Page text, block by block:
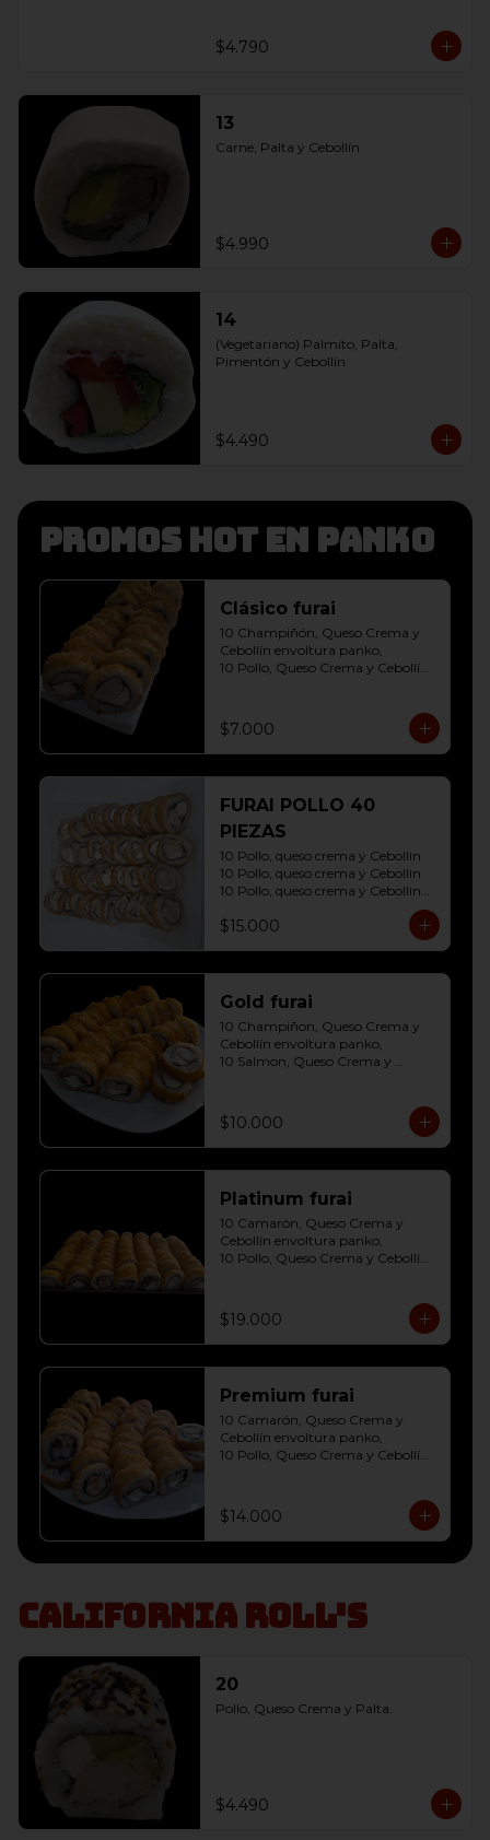
$4.790
13
Carne, Palta y Cebollín
$4.990
14
(Vegetariano) Palmito, Palta,
Pimentón y Cebollín
$4.490
Promos hot en panko
Clásico furai
10 Champiñón, Queso Crema y
Cebollín envoltura panko,
10 Pollo, Queso Crema y Cebollín
$7.000
FURAI POLLO 40
PIEZAS
10 Pollo, queso crema y Cebollin
10 Pollo, queso crema y Cebollin
10 Pollo, queso crema y Cebollin
10 Pollo, queso crema y Cebollin
$15.000
Gold furai
10 Champiñon, Queso Crema y
Cebollín envoltura panko,
10 Salmon, Queso Crema y
envoltura panko
$10.000
Platinum furai
10 Camarón, Queso Crema y
Cebollín envoltura panko,
10 Pollo, Queso Crema y Cebollín
Cebollín envoltura panko,
10 Salmon, Queso Crema y
Cebollín envoltura panko,
10 Carne, Queso Crema y Cebollín
10 Palmito, Queso Crema y
Cebollín envoltura panko,
10 Kanikama, Queso Crema y
Cebollín envoltura panko
$19.000
Premium furai
10 Camarón, Queso Crema y
Cebollín envoltura panko,
10 Pollo, Queso Crema y Cebollín
Cebollín envoltura panko,
10 Salmon, Queso Crema y
Cebollín envoltura panko
$14.000
California Roll's
20
Pollo, Queso Crema y Palta.
$4.490